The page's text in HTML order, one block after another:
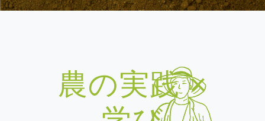
農の実践 ×